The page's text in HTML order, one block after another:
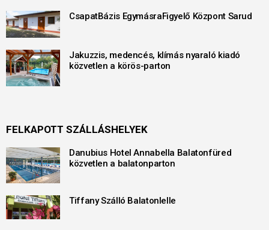
CsapatBázis EgymásraFigyelő Központ Sarud
Jakuzzis, medencés, klímás nyaraló kiadó
közvetlen a körös-parton
FELKAPOTT SZÁLLÁSHELYEK
Danubius Hotel Annabella Balatonfüred
közvetlen a balatonparton
Tiffany Szálló Balatonlelle